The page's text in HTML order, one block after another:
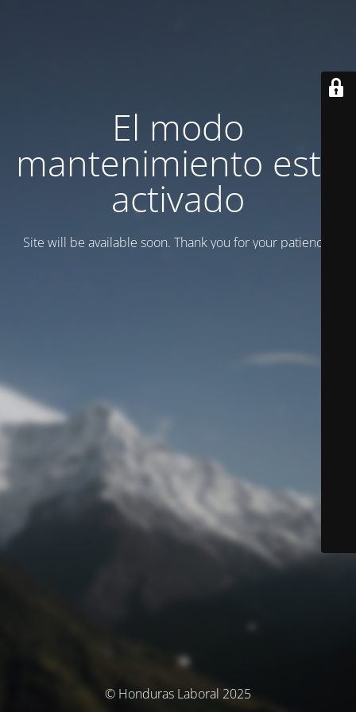
El modo
mantenimiento está
activado
Site will be available soon. Thank you for your patience!
© Honduras Laboral 2025